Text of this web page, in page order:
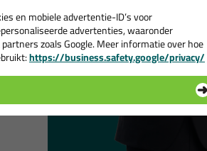
SP525 ProFlex Seal 25 600ml >
en mobiele advertentie-ID’s voor
advertenties, waaronder
zoals Google. Meer informatie over hoe
https://business.safety.google/privacy/